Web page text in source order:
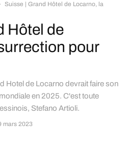
Suisse | Grand Hôtel de Locarno, la
Hôtel de
pour
Hotel de Locarno devrait faire son
en 2025. C'est toute
Stefano Artioli.
mars 2023